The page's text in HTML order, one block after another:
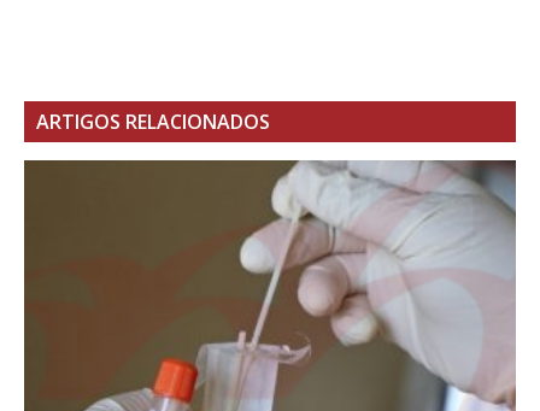
ARTIGOS RELACIONADOS